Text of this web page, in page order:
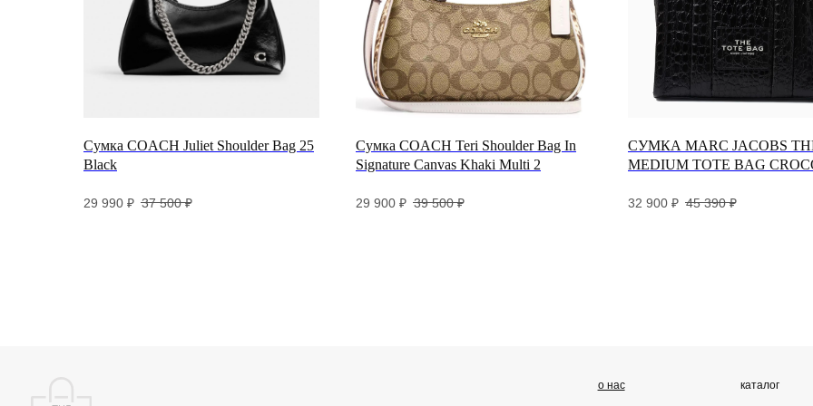
Сумка COACH Juliet Shoulder Bag 25
Black
29 990 ₽ 37 500 ₽
Сумка COACH Teri Shoulder Bag In
Signature Canvas Khaki Multi 2
29 900 ₽ 39 500 ₽
СУМКА MARC JACOBS
MEDIUM TOTE BAG
32 900 ₽ 45 390 ₽
о нас каталог
marс jacobs